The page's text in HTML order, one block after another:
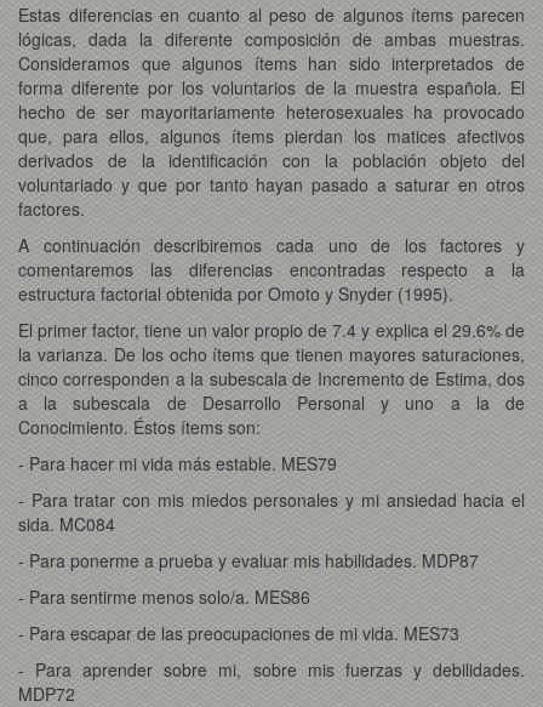
Estas diferencias en cuanto al peso de algunos ítems parecen
lógicas, dada la diferente composición de ambas muestras.
Consideramos que algunos ítems han sido interpretados de
forma diferente por los voluntarios de la muestra española. El
hecho de ser mayoritariamente heterosexuales ha provocado
que, para ellos, algunos ítems pierdan los matices afectivos
derivados de la identificación con la población objeto del
voluntariado y que por tanto hayan pasado a saturar en otros
factores.
A continuación describiremos cada uno de los factores y
comentaremos las diferencias encontradas respecto a la
estructura factorial obtenida por Omoto y Snyder (1995).
El primer factor, tiene un valor propio de 7.4 y explica el 29.6% de
la varianza. De los ocho ítems que tienen mayores saturaciones,
cinco corresponden a la subescala de Incremento de Estima, dos
a la subescala de Desarrollo Personal y uno a la de
Conocimiento. Éstos ítems son:
- Para hacer mi vida más estable. MES79
- Para tratar con mis miedos personales y mi ansiedad hacia el
sida. MC084
- Para ponerme a prueba y evaluar mis habilidades. MDP87
- Para sentirme menos solo/a. MES86
- Para escapar de las preocupaciones de mi vida. MES73
- Para aprender sobre mi, sobre mis fuerzas y debilidades.
MDP72